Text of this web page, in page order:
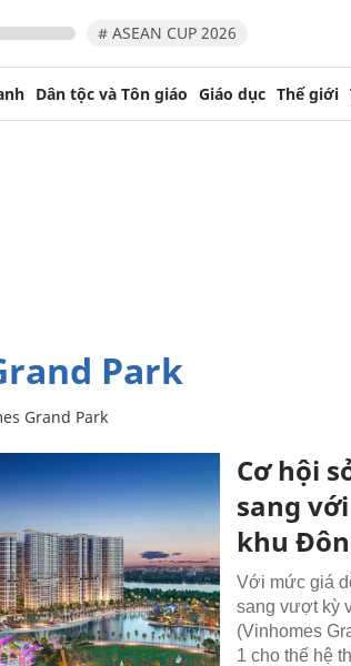
# ASEAN CUP 2026
Dân tộc và Tôn giáo Giáo dục Thế giới
Park
Grand Park
Cơ hội
sang
khu
Với mức giá
sang vượt kỳ
(Vinhomes
1 cho thế hệ